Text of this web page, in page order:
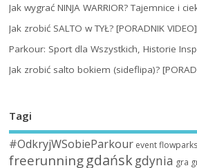
Jak wygrać NINJA WARRIOR? Tajemnice i
Jak zrobić SALTO w TYŁ? [PORADNIK VIDEO]
Parkour: Sport dla Wszystkich, Historie
Jak zrobić salto bokiem (sideflipa)?
Tagi
#OdkryjWSobieParkour event flowparks
freerunninggdańskgdynia gra